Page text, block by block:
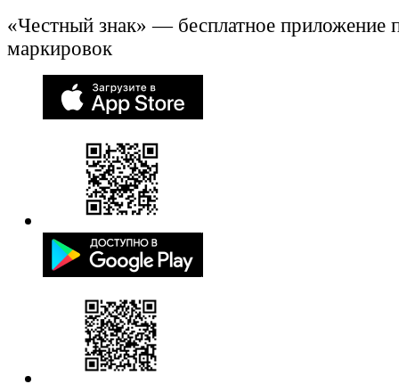
«Честный знак» — бесплатное приложение
маркировок